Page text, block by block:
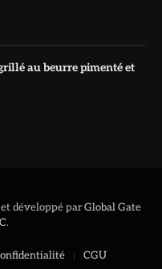
au beurre pimenté et
développé parGlobal Gate
.
CGU